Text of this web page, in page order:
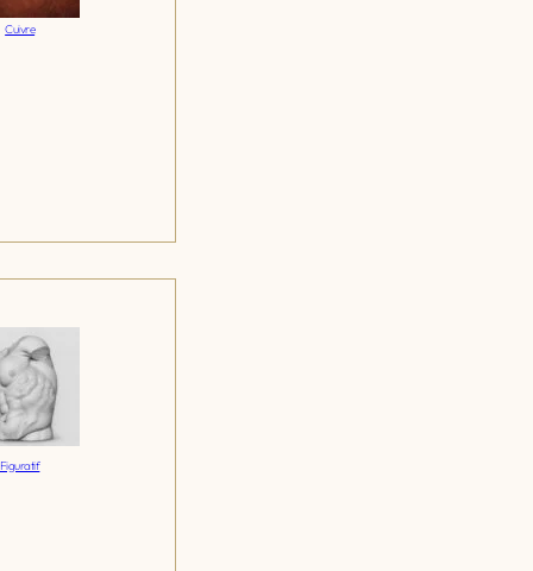
Cuivre
Figuratif